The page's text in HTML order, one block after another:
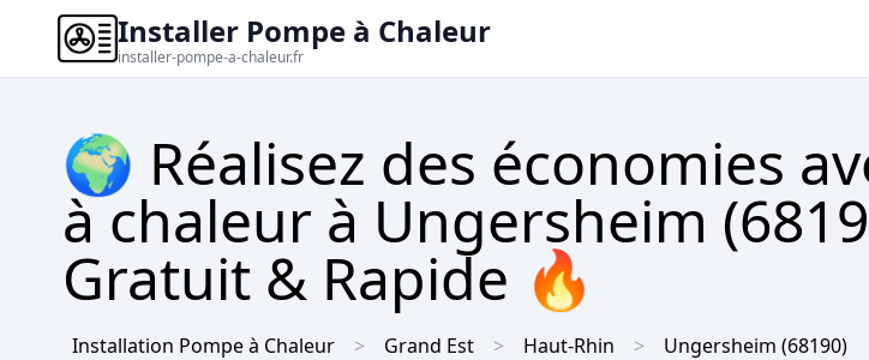
Installer Pompe à Chaleur
installer-pompe-a-chaleur.fr
🌍 Réalisez des économies
à chaleur à Ungersheim
Gratuit & Rapide 🔥
Installation Pompe à Chaleur Grand Est Haut-Rhin Ungersheim (68190)